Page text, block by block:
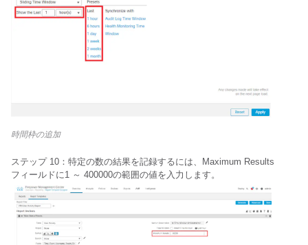
時間枠の追加
ステップ 10：特定の数の結果を記録するには、
Maximum Results
フィールドに1 ～ 400000の範囲の値を入力します。